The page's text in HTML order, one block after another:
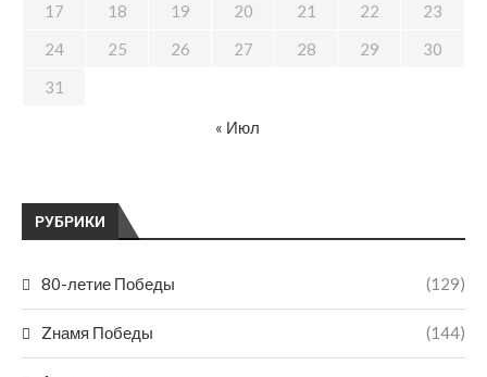
РУБРИКИ
80-летие Победы (129)
Zнамя Победы (144)
17
18 19 20 21 22
23
24
25 26 27 28 29
30
31
« Июл